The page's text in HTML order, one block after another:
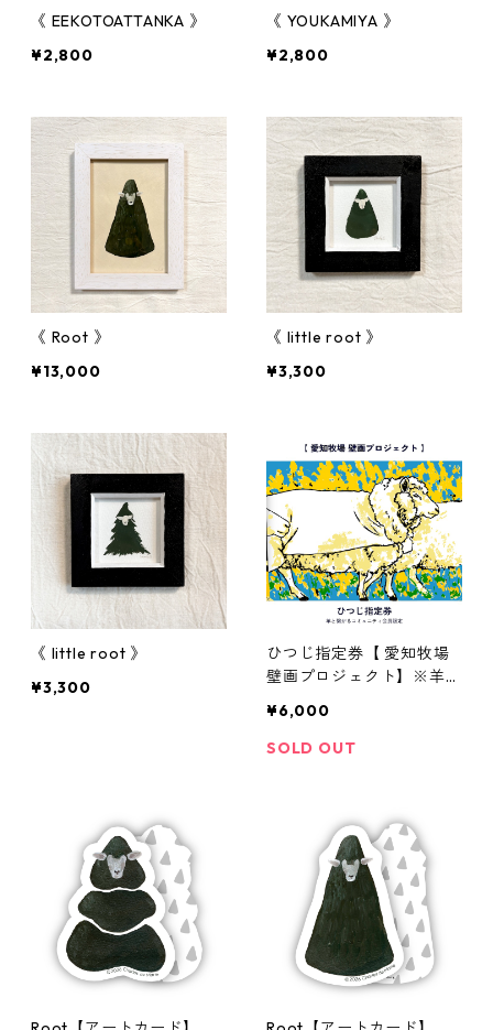
《 EEKOTOATTANKA 》
¥2,800
《 YOUKAMIYA 》
¥2,800
《 Root 》
¥13,000
《 little root 》
¥3,300
《 little root 》
¥3,300
ひつじ指定券【 愛知牧場
壁画プロジェクト】※羊と
定
¥6,000
SOLD OUT